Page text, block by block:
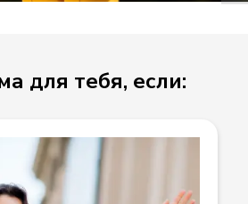
для тебя, если: